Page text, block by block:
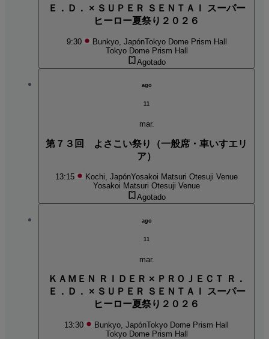
Ｅ．Ｄ． × ＳＵＰＥＲ ＳＥＮＴＡＩ スーパー
ヒーロー夏祭り２０２６
9:30 Bunkyo, JapónTokyo Dome Prism Hall
Tokyo Dome Prism Hall
Agotado
ago
11
mar.
第７３回 よさこい祭り（一般席・車いすエリ
ア）
13:15 Kochi, JapónYosakoi Matsuri Otesuji Venue
Yosakoi Matsuri Otesuji Venue
Agotado
ago
11
mar.
ＫＡＭＥＮ ＲＩＤＥＲ × ＰＲＯＪＥＣＴ Ｒ．
Ｅ．Ｄ． × ＳＵＰＥＲ ＳＥＮＴＡＩ スーパー
ヒーロー夏祭り２０２６
13:30 Bunkyo, JapónTokyo Dome Prism Hall
Tokyo Dome Prism Hall